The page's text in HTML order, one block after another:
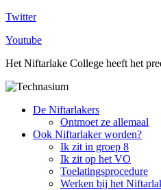
Twitter
Youtube
Het Niftarlake College heeft het
De Niftarlakers
Ontmoet ze allemaal
Ook Niftarlaker worden?
Ik zit in groep 8
Ik zit op het VO
Toelatingsprocedure
Werken bij het